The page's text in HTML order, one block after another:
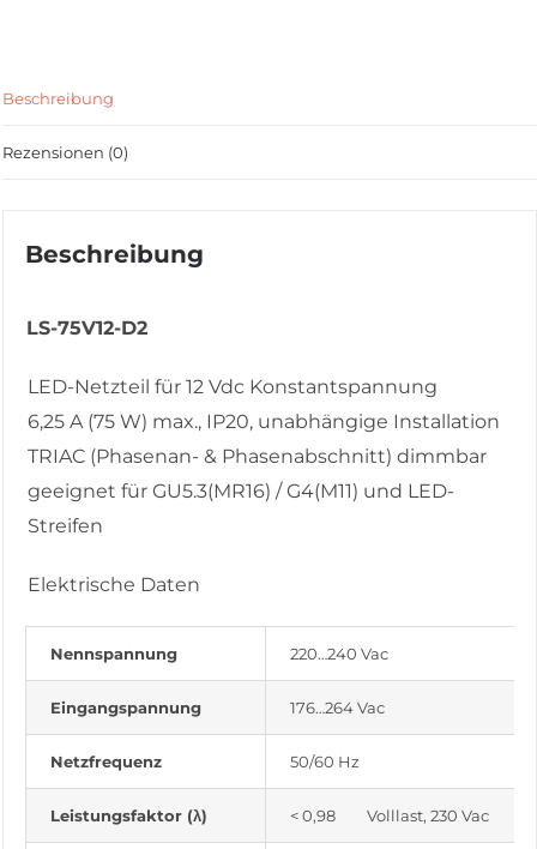
Beschreibung
Rezensionen (0)
Beschreibung
LS-75V12-D2
LED-Netzteil für 12 Vdc Konstantspannung
6,25 A (75 W) max., IP20, unabhängige Installation
TRIAC (Phasenan- & Phasenabschnitt) dimmbar
geeignet für GU5.3(MR16) / G4(M11) und LED-
Streifen
Elektrische Daten
Nennspannung 220…240 Vac
Eingangspannung 176…264 Vac
Netzfrequenz 50/60 Hz
Leistungsfaktor (λ) < 0,98 Volllast, 230 Vac